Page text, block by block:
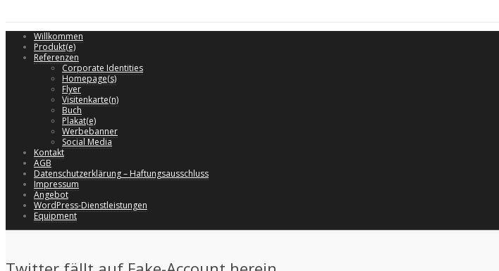
Willkommen
Produkt(e)
Referenzen
Corporate Identities
Homepage(s)
Flyer
Visitenkarte(n)
Buch
Plakat(e)
Werbebanner
Social Media
Kontakt
AGB
Datenschutzerklärung – Haftungsausschluss
Impressum
Angebot
WordPress-Dienstleistungen
Equipment